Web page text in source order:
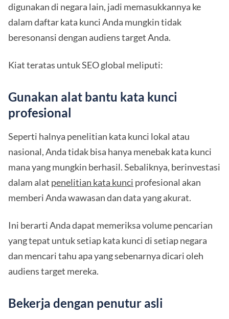
digunakan di negara lain, jadi memasukkannya ke
dalam daftar kata kunci Anda mungkin tidak
beresonansi dengan audiens target Anda.
Kiat teratas untuk SEO global meliputi:
Gunakan alat bantu kata kunci
profesional
Seperti halnya penelitian kata kunci lokal atau
nasional, Anda tidak bisa hanya menebak kata kunci
mana yang mungkin berhasil. Sebaliknya, berinvestasi
dalam alat penelitian kata kunci profesional akan
memberi Anda wawasan dan data yang akurat.
Ini berarti Anda dapat memeriksa volume pencarian
yang tepat untuk setiap kata kunci di setiap negara
dan mencari tahu apa yang sebenarnya dicari oleh
audiens target mereka.
Bekerja dengan penutur asli